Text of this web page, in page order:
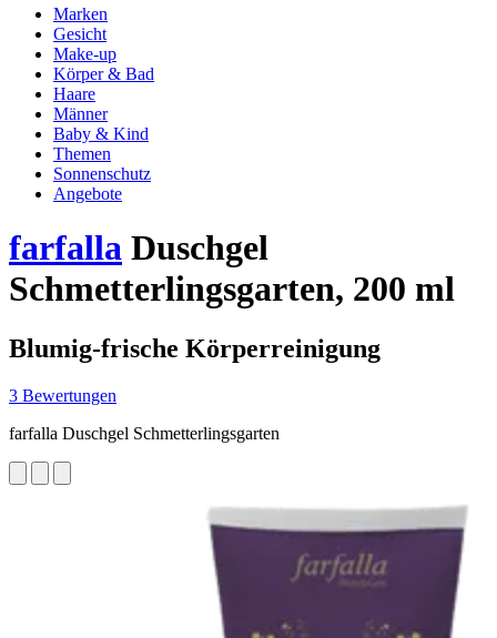
Marken
Gesicht
Make-up
Körper & Bad
Haare
Männer
Baby & Kind
Themen
Sonnenschutz
Angebote
farfalla Duschgel
Schmetterlingsgarten, 200 ml
Blumig-frische Körperreinigung
3 Bewertungen
farfalla Duschgel Schmetterlingsgarten